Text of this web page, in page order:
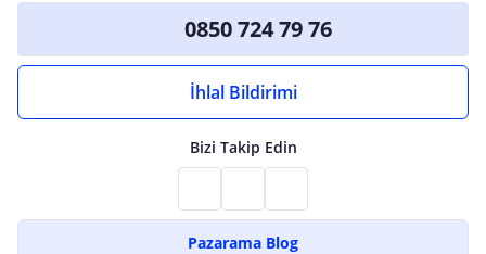
0850 724 79 76
İhlal Bildirimi
Bizi Takip Edin
Pazarama Blog